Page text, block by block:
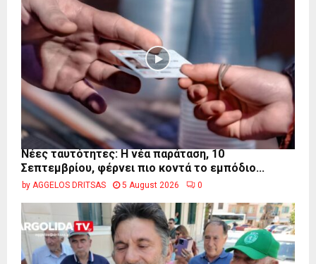
Νέες ταυτότητες: Η νέα παράταση, 10
Σεπτεμβρίου, φέρνει πιο κοντά το εμπόδιο...
by AGGELOS DRITSAS 5 August 2026 0